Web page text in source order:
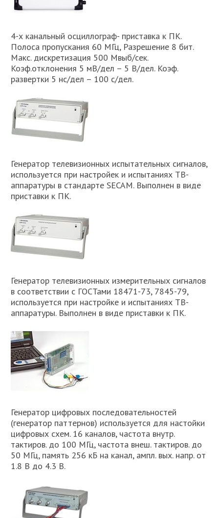
4-х канальный осциллограф- приставка к ПК.
Полоса пропускания 60 МГц, Разрешение 8 бит.
Макс. дискретизация 500 Мвыб/сек.
Коэф.отклонения 5 мВ/дел – 5 В/дел. Коэф.
развертки 5 нс/дел – 100 с/дел.
Генератор телевизионных испытательных сигналов,
используется при настройек и испытаниях ТВ-
аппаратуры в стандарте SECAM. Выполнен в виде
приставки к ПК.
Генератор телевизионных измерительных сигналов
в соответствии с ГОСТами 18471-73, 7845-79,
используется при настройке и испытаниях ТВ-
аппаратуры. Выполнен в виде приставки к ПК.
Генератор цифровых последовательностей
(генератор паттернов) используется для настойки
цифровых схем. 16 каналов, частота внутр.
тактиров. до 100 МГц, частота внеш. тактиров. до
50 МГц, память 256 кБ на канал, ампл. вых. напр. от
1.8 В до 4.3 В.